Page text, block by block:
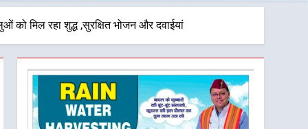
को मिल रहा शुद्ध ,सुरक्षित भोजन और दवाईयां